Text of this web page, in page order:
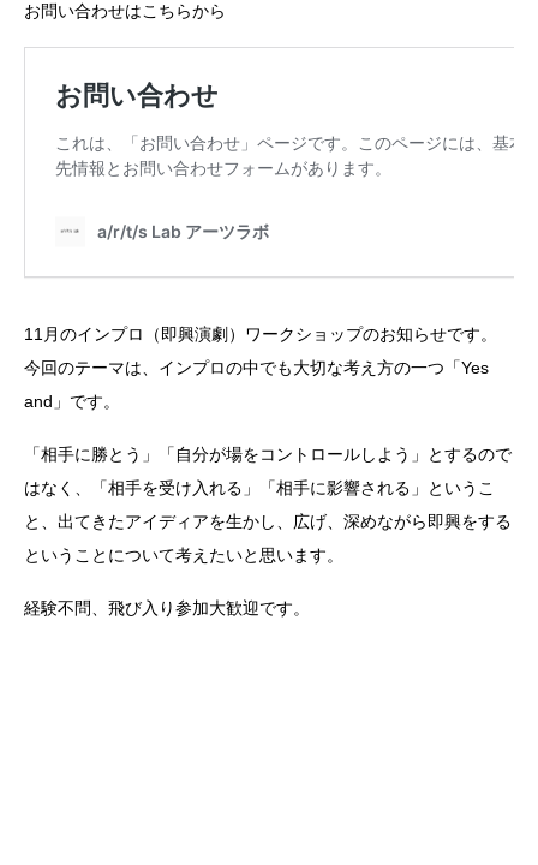
お問い合わせはこちらから
11月のインプロ（即興演劇）ワークショップのお知らせです。
今回のテーマは、インプロの中でも大切な考え方の一つ「Yes
and」です。
「相手に勝とう」「自分が場をコントロールしよう」とするので
はなく、「相手を受け入れる」「相手に影響される」というこ
と、出てきたアイディアを生かし、広げ、深めながら即興をする
ということについて考えたいと思います。
経験不問、飛び入り参加大歓迎です。